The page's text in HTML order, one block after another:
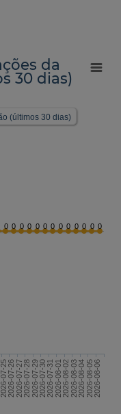
da
30 dias)
0 0 0 0 0 0 0 0 0 0 0 0 0
(últimos 30 dias)
2026-07-252026-07-262026-07-272026-07-282026-07-292026-07-302026-07-312026-08-012026-08-022026-08-032026-08-042026-08-052026-08-06